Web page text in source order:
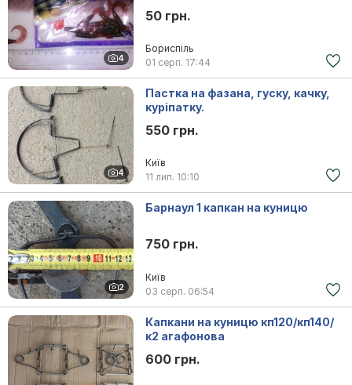
4
50 грн.
Бориспіль
01 серп. 17:44
4
Пастка на фазана, гуску, качку,
куріпатку.
550 грн.
Київ
11 лип. 10:10
2
Барнаул 1 капкан на куницю
750 грн.
Київ
03 серп. 06:54
Капкани на куницю кп120/кп140/
к2 агафонова
600 грн.